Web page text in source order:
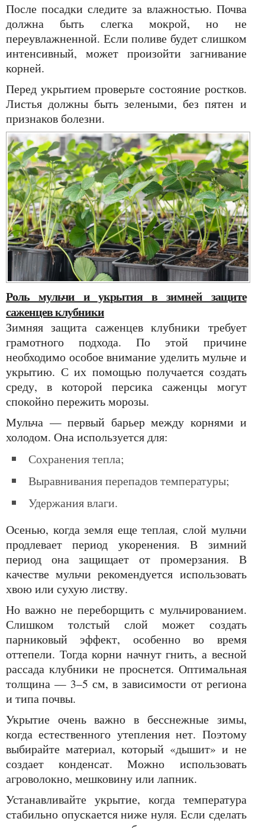
После посадки следите за влажностью. Почва
должна быть слегка мокрой, но не
переувлажненной. Если поливе будет слишком
интенсивный, может произойти загнивание
корней.
Перед укрытием проверьте состояние ростков.
Листья должны быть зелеными, без пятен и
признаков болезни.
Роль мульчи и укрытия в зимней защите
саженцев клубники
Зимняя защита саженцев клубники требует
грамотного подхода. По этой причине
необходимо особое внимание уделить мульче и
укрытию. С их помощью получается создать
среду, в которой персика саженцы могут
спокойно пережить морозы.
Мульча — первый барьер между корнями и
холодом. Она используется для:
сохранения тепла;
выравнивания перепадов температуры;
удержания влаги.
Осенью, когда земля еще теплая, слой мульчи
продлевает период укоренения. В зимний
период она защищает от промерзания. В
качестве мульчи рекомендуется использовать
хвою или сухую листву.
Но важно не переборщить с мульчированием.
Слишком толстый слой может создать
парниковый эффект, особенно во время
оттепели. Тогда корни начнут гнить, а весной
рассада клубники не проснется. Оптимальная
толщина — 3–5 см, в зависимости от региона
и типа почвы.
Укрытие очень важно в бесснежные зимы,
когда естественного утепления нет. Поэтому
выбирайте материал, который «дышит» и не
создает конденсат. Можно использовать
агроволокно, мешковину или лапник.
Устанавливайте укрытие, когда температура
стабильно опускается ниже нуля. Если сделать